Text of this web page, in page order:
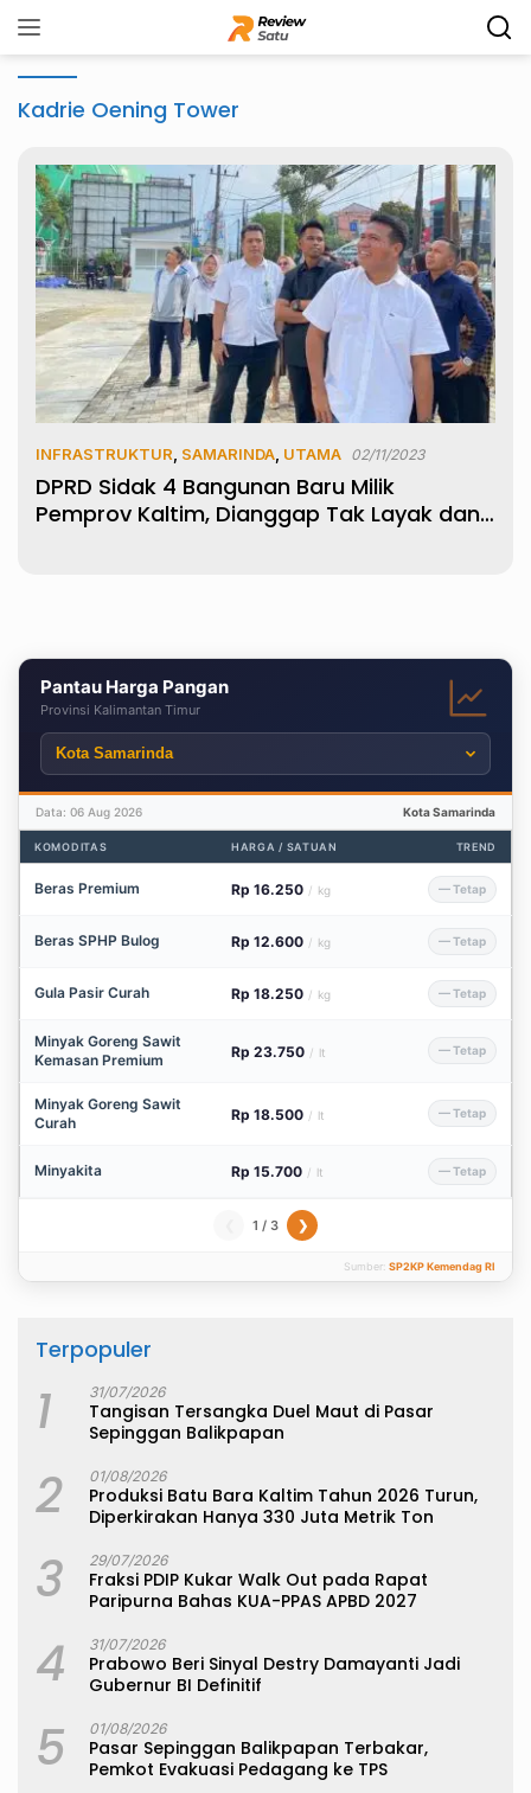
ke
Kadrie Oening Tower
INFRASTRUKTUR, SAMARINDA, UTAMA 02/11/2023
DPRD Sidak 4 Bangunan Baru Milik
Pemprov Kaltim, Dianggap Tak Layak dan
Pantau Harga Pangan
Provinsi Kalimantan Timur
Data: 06 Aug 2026 Kota Samarinda
KOMODITAS HARGA / SATUAN TREND
Beras Premium Rp 16.250 / kg — Tetap
Beras SPHP Bulog Rp 12.600 / kg — Tetap
Gula Pasir Curah Rp 18.250 / kg — Tetap
Minyak Goreng Sawit
Kemasan Premium
Rp 23.750 / lt — Tetap
Minyak Goreng Sawit
Curah
Rp 18.500 / lt — Tetap
Minyakita Rp 15.700 / lt — Tetap
1 / 3 ❯
Sumber: SP2KP Kemendag RI
Terpopuler
1 31/07/2026
Tangisan Tersangka Duel Maut di Pasar
Sepinggan Balikpapan
2 01/08/2026
Produksi Batu Bara Kaltim Tahun 2026 Turun,
Diperkirakan Hanya 330 Juta Metrik Ton
3 29/07/2026
Fraksi PDIP Kukar Walk Out pada Rapat
Paripurna Bahas KUA-PPAS APBD 2027
4 31/07/2026
Prabowo Beri Sinyal Destry Damayanti Jadi
Gubernur BI Definitif
5 01/08/2026
Pasar Sepinggan Balikpapan Terbakar,
Pemkot Evakuasi Pedagang ke TPS